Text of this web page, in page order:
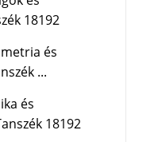
18192
és
...
és
18192